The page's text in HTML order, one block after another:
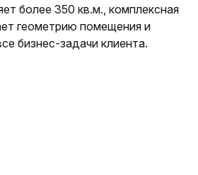
более 350 кв.м., комплексная
геометрию помещения и
бизнес-задачи клиента.